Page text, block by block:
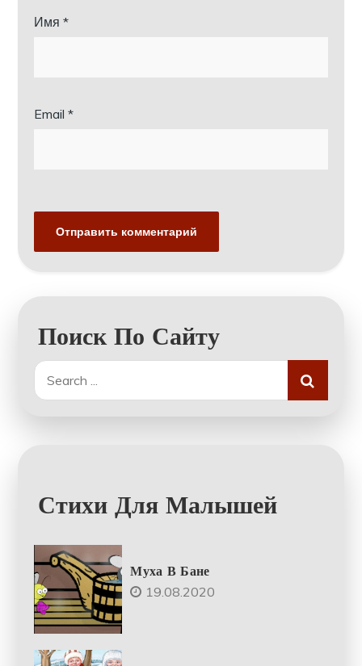
Имя*
Email*
Поиск По Сайту
Search
for:
Стихи Для Малышей
Муха В Бане
19.08.2020